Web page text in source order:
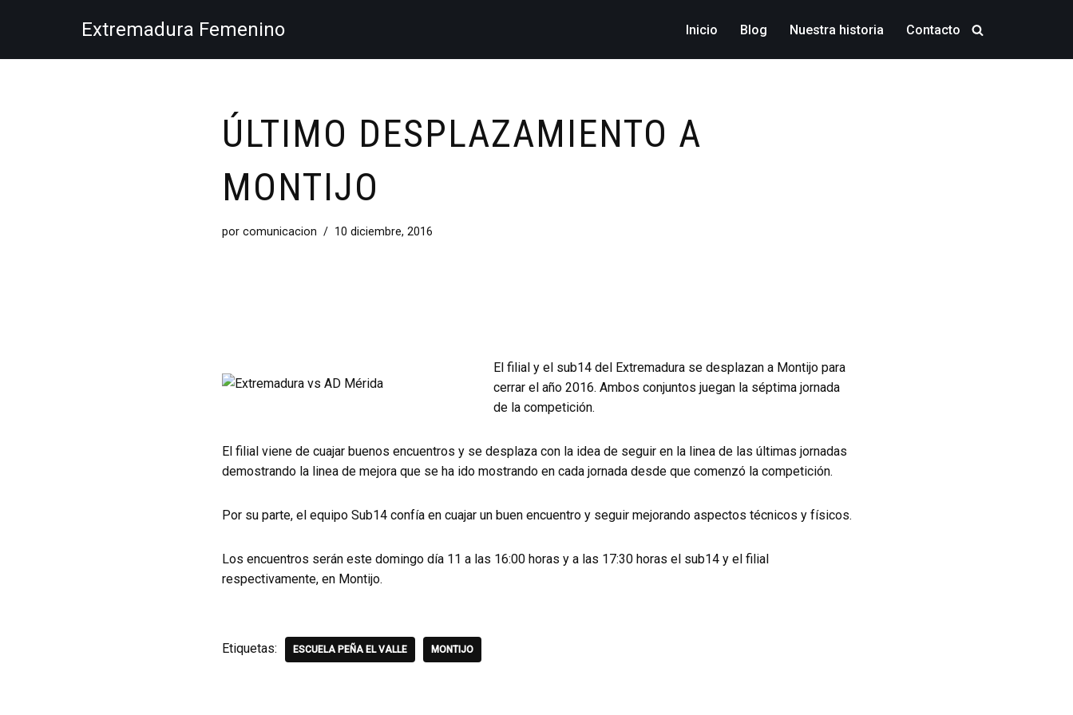
al
Extremadura Femenino Inicio Blog Nuestra historia Contacto
ÚLTIMO DESPLAZAMIENTO A
MONTIJO
por comunicacion 10 diciembre, 2016
El filial y el sub14 del Extremadura se desplazan a Montijo para
cerrar el año 2016. Ambos conjuntos juegan la séptima jornada
de la competición.
El filial viene de cuajar buenos encuentros y se desplaza con la idea de seguir en la linea de las últimas jornadas
demostrando la linea de mejora que se ha ido mostrando en cada jornada desde que comenzó la competición.
Por su parte, el equipo Sub14 confía en cuajar un buen encuentro y seguir mejorando aspectos técnicos y físicos.
Los encuentros serán este domingo día 11 a las 16:00 horas y a las 17:30 horas el sub14 y el filial
respectivamente, en Montijo.
Etiquetas: ESCUELA PEÑA EL VALLE MONTIJO